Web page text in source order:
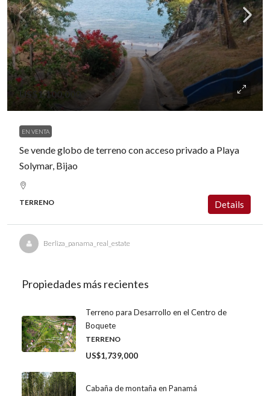
US$1,100,000
EN VENTA
Se vende globo de terreno con acceso privado a Playa
Solymar, Bijao
TERRENO Details
Berliza_panama_real_estate
Propiedades más recientes
Terreno para Desarrollo en el Centro de
Boquete
TERRENO
US$1,739,000
Cabaña de montaña en Panamá